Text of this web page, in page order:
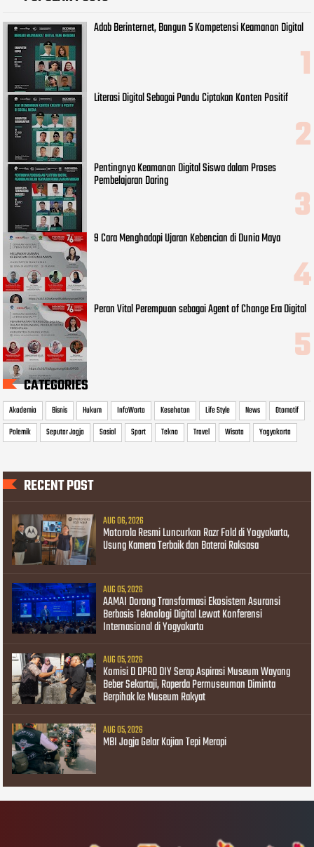
Adab Berinternet, Bangun 5 Kompetensi Keamanan Digital
Literasi Digital Sebagai Pandu Ciptakan Konten Positif
Pentingnya Keamanan Digital Siswa dalam Proses
Pembelajaran Daring
9 Cara Menghadapi Ujaran Kebencian di Dunia Maya
Peran Vital Perempuan sebagai Agent of Change Era Digital
CATEGORIES
Akademia Bisnis Hukum InfoWarta Kesehatan Life Style News
Otomotif
Polemik
Seputar Jogja Sosial Sport Tekno Travel Wisata Yogyakarta
RECENT POST
AUG 06, 2026
Motorola Resmi Luncurkan Razr Fold di Yogyakarta,
Usung Kamera Terbaik dan Baterai Raksasa
AUG 05, 2026
AAMAI Dorong Transformasi Ekosistem Asuransi
Berbasis Teknologi Digital Lewat Konferensi
Internasional di Yogyakarta
AUG 05, 2026
Komisi D DPRD DIY Serap Aspirasi Museum Wayang
Beber Sekartaji, Raperda Permuseuman Diminta
Berpihak ke Museum Rakyat
AUG 05, 2026
MBI Jogja Gelar Kajian Tepi Merapi